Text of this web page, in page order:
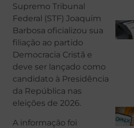
Supremo Tribunal
Federal (STF) Joaquim
Barbosa oficializou sua
filiação ao partido
Democracia Cristã e
deve ser lançado como
candidato à Presidência
da República nas
eleições de 2026.
A informação foi